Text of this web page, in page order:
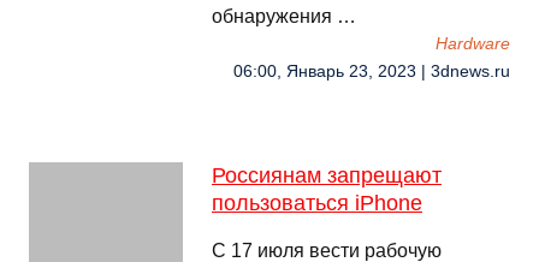
обнаружения …
Hardware
06:00, Январь 23, 2023 | 3dnews.ru
Россиянам запрещают
пользоваться iPhone
С 17 июля вести рабочую